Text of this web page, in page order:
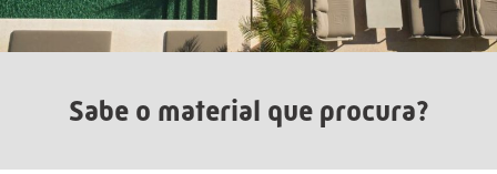
Sabe o material que procura?